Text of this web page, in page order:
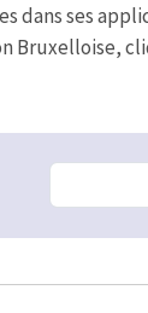
dans ses
Bruxelloise,